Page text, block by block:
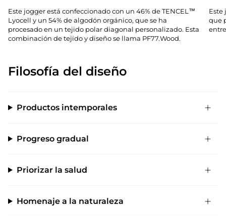
Este jogger está confeccionado con un 46% de TENCEL™
Lyocell y un 54% de algodón orgánico, que se ha
procesado en un tejido polar diagonal personalizado. Esta
combinación de tejido y diseño se llama PF77.Wood.
Este
que
Filosofía del diseño
Productos intemporales
Progreso gradual
Priorizar la salud
Homenaje a la naturaleza